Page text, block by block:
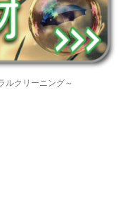
ルクリーニング～